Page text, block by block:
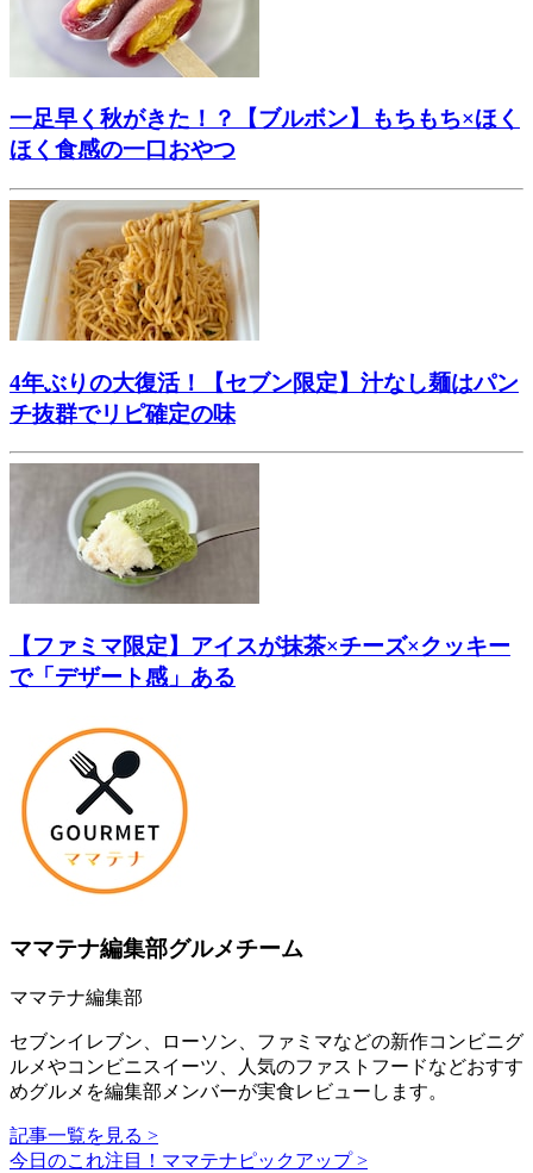
一足早く秋がきた！？【ブルボン】もちもち×ほく
ほく食感の一口おやつ
4年ぶりの大復活！【セブン限定】汁なし麺はパン
チ抜群でリピ確定の味
【ファミマ限定】アイスが抹茶×チーズ×クッキー
で「デザート感」ある
ママテナ編集部グルメチーム
ママテナ編集部
セブンイレブン、ローソン、ファミマなどの新作コンビニグ
ルメやコンビニスイーツ、人気のファストフードなどおすす
めグルメを編集部メンバーが実食レビューします。
記事一覧を見る >
今日のこれ注目！ママテナピックアップ >